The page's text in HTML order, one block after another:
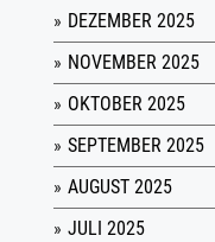
DEZEMBER 2025
NOVEMBER 2025
OKTOBER 2025
SEPTEMBER 2025
AUGUST 2025
JULI 2025